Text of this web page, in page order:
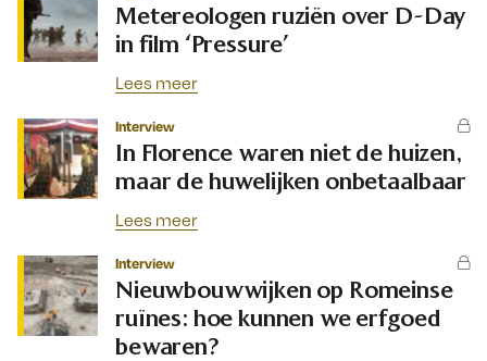
Metereologen ruziën over D-Day
in film ‘Pressure’
Lees meer
Interview
In Florence waren niet de huizen,
maar de huwelijken onbetaalbaar
Lees meer
Interview
Nieuwbouwwijken op Romeinse
ruïnes: hoe kunnen we erfgoed
bewaren?